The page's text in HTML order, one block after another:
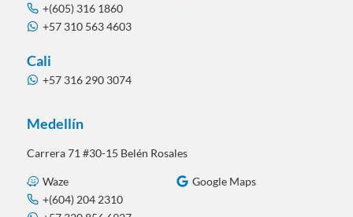
+(605) 316 1860
+57 310 563 4603
Cali
+57 316 290 3074
Medellín
Carrera 71 #30-15 Belén Rosales
Waze
Google Maps
+(604) 204 2310